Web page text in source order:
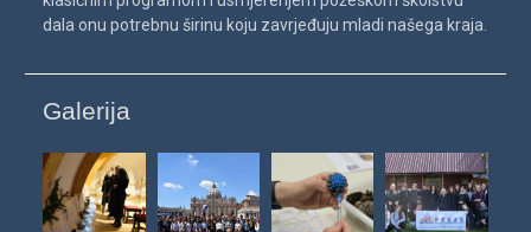
dala onu potrebnu širinu koju zavrjeđuju mladi našega kraja.
Galerija